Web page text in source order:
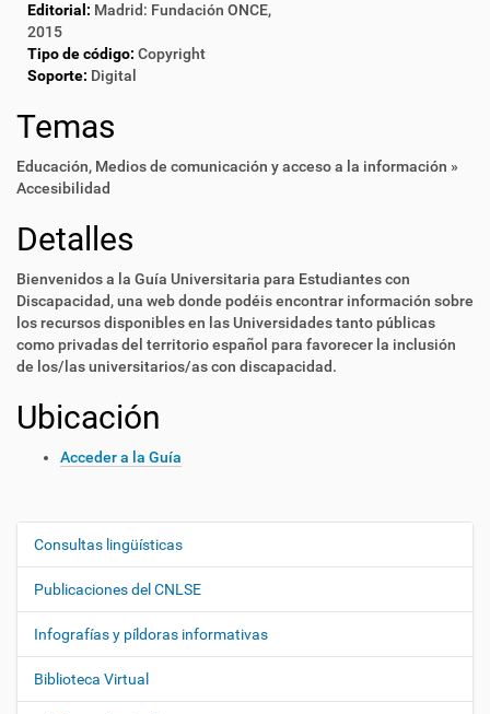
Editorial: Madrid: Fundación ONCE,
2015
Tipo de código: Copyright
Soporte: Digital
Temas
Educación, Medios de comunicación y acceso a la información »
Accesibilidad
Detalles
Bienvenidos a la Guía Universitaria para Estudiantes con
Discapacidad, una web donde podéis encontrar información sobre
los recursos disponibles en las Universidades tanto públicas
como privadas del territorio español para favorecer la inclusión
de los/las universitarios/as con discapacidad.
Ubicación
Acceder a la Guía
N
e
g
a
Consultas lingüísticas
Publicaciones del CNLSE
Infografías y píldoras informativas
Biblioteca Virtual